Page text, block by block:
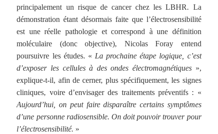
principalement un risque de cancer chez les LBHR. La
démonstration étant désormais faite que l’électrosensibilité
est une réelle pathologie et correspond à une définition
moléculaire (donc objective), Nicolas Foray entend
poursuivre les études. « La prochaine étape logique, c’est
d’exposer les cellules à des ondes électromagnétiques »,
explique-t-il, afin de cerner, plus spécifiquement, les signes
cliniques, voire d’envisager des traitements préventifs : «
Aujourd’hui, on peut faire disparaître certains symptômes
d’une personne radiosensible. On doit pouvoir trouver pour
l’électrosensibilité. »